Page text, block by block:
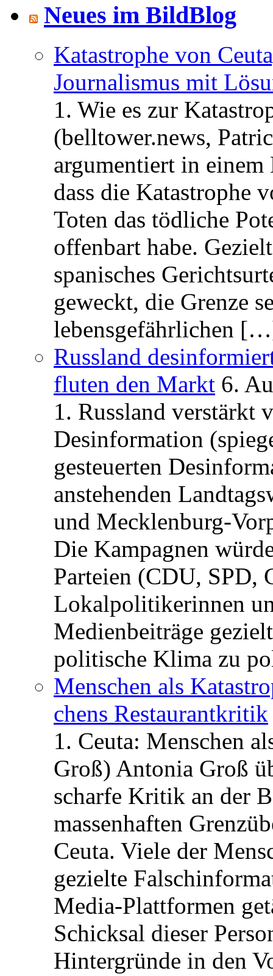
Neues im BildBlog
Katastrophe von
Journalismus mit
1. Wie es zur
(belltower.news,
argumentiert in
dass die Katastrophe
Toten das tödliche
offenbart habe.
spanisches
geweckt, die Grenze
lebensgefährlichen
Russland
fluten den Markt 6.
1. Russland verstärkt
Desinformation
gesteuerten
anstehenden
und Mecklenburg-
Die Kampagnen
Parteien (CDU, SPD,
Lokalpolitikerinnen
Medienbeiträge
politische Klima zu
Menschen als
chens Restau­rant­kritik
1. Ceuta: Menschen
Groß) Antonia Groß
scharfe Kritik an der
massenhaften
Ceuta. Viele der
gezielte
Media-Plattformen
Schicksal dieser
Hintergründe in den